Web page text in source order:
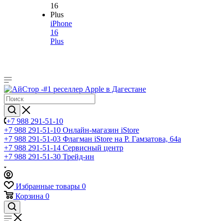
iPhone
16
Plus
+7 988 291-51-10
+7 988 291-51-10 Онлайн-магазин iStore
+7 988 291-51-03 Флагман iStore на Р. Гамзатова, 64а
+7 988 291-51-14 Сервисный центр
+7 988 291-51-30 Трейд-ин
Избранные товары 0
Корзина 0